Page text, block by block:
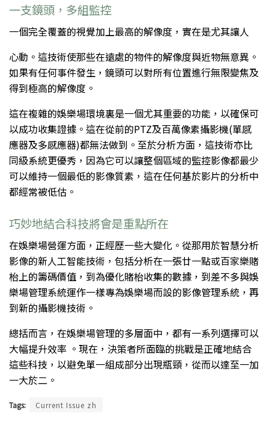
一支鏡頭，多組監控
一個完全覆蓋的視覺加上最高的解像度，實在是尤其讓人
心動。這技術使那些在遠處的物件的解像度與近物無意異。
如果有任何事件發生，鏡頭可以對所有位置進行無限變焦及
得到極高的解像度。
這在複雜的娛樂場環境裏是一個尤其重要的功能，以確保可
以成功收集證據。這在從前的PTZ及百萬像素攝影機(單感
應器及多感應器)都無法做到。至於分析方面，這技術亦比
同級系統更優秀，因為它可以讓整個區域的監控影像都最少
可以維持一個最低的影像質素，這在任何基於影片的分析中
都經常被低估。
巧妙地結合科技將會是重點所在
在娛樂場營運方面，正經歷一些大變化。從那用於智慧分析
影像的新人工智能技術，包括分析在一張廿一點或百家樂賭
枱上的籌碼價值，到為優化賭枱收集的數據，到差不多與娛
樂場管理系統運作一樣專為娛樂場而設的影像管理系統，再
到新的攝影機技術。
總括而言，在娛樂場管理的多層面中，都有一系列選擇可以
大幅提升效率 。現在，決策者所面臨的挑戰是正確地結合
這些科技，以避免單一組成部分出現瓶頸，從而以達至一加
一大於二。
Tags: Current Issue zh